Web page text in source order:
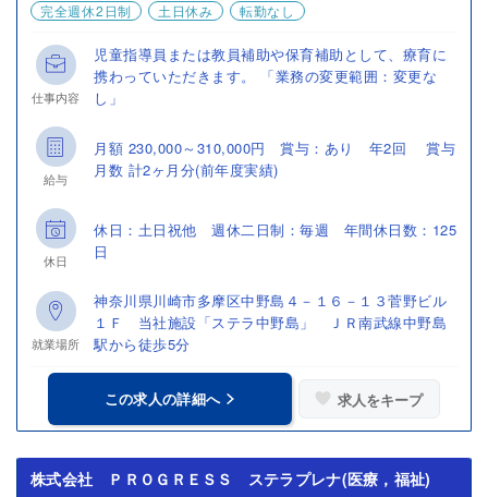
完全週休2日制
土日休み 転勤なし
仕事内容
児童指導員または教員補助や保育補助として、療育に
携わっていただきます。 「業務の変更範囲：変更な
し」
給与
月額 230,000～310,000円 賞与：あり 年2回 賞与
月数 計2ヶ月分(前年度実績)
休日
休日：土日祝他 週休二日制：毎週 年間休日数：125
日
就業場所
神奈川県川崎市多摩区中野島４－１６－１３菅野ビル
１Ｆ 当社施設「ステラ中野島」 ＪＲ南武線中野島
駅から徒歩5分
この求人の詳細へ 求人をキープ
株式会社 ＰＲＯＧＲＥＳＳ ステラプレナ(医療，福祉)